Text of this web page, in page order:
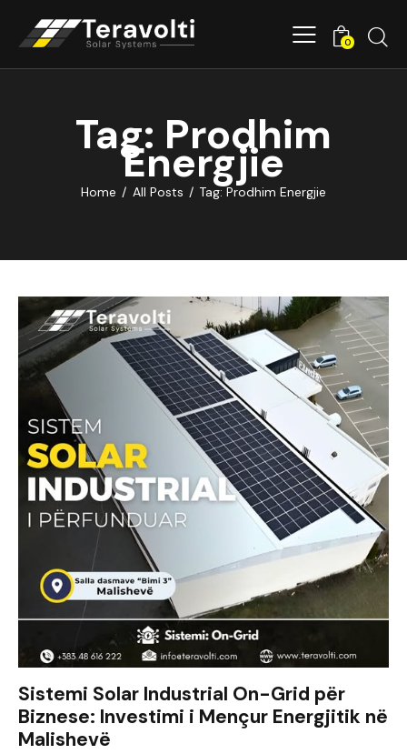
0
Tag: Prodhim
Energjie
Home All Posts Tag: Prodhim Energjie
Sistemi Solar Industrial On-Grid për
Biznese: Investimi i Mençur Energjitik në
Malishevë